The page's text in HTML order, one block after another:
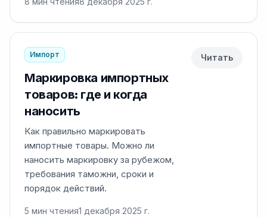
Импорт
Маркировка импортных
товаров: где и когда
наносить
Как правильно маркировать
импортные товары. Можно ли
наносить маркировку за рубежом,
требования таможни, сроки и
порядок действий.
5 мин чтения1 декабря 2025 г.
Читать